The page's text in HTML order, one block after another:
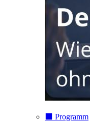
⬛️ Programm